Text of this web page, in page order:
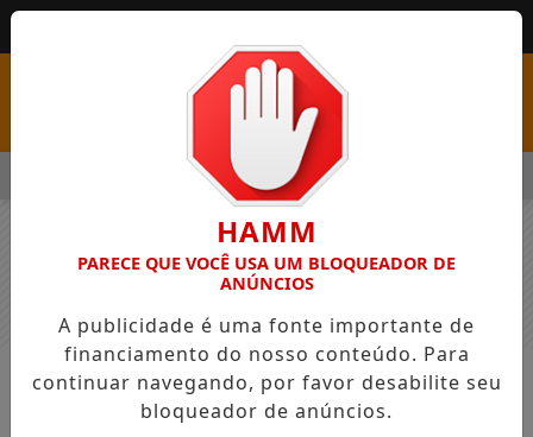
ABRE PSS COM VAGAS EM SEIS FUNÇÕES E SALÁRIOS QUE
COLUNAS COMERCIAL
HAMM
PARECE QUE VOCÊ USA UM BLOQUEADOR DE
ANÚNCIOS
A publicidade é uma fonte importante de
financiamento do nosso conteúdo. Para
continuar navegando, por favor desabilite seu
bloqueador de anúncios.